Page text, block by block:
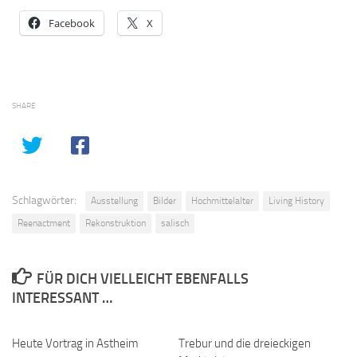
Facebook X
SHARE
Schlagwörter: Ausstellung Bilder Hochmittelalter
Living History
Reenactment
Rekonstruktion salisch
FÜR DICH VIELLEICHT EBENFALLS
INTERESSANT …
Heute Vortrag in Astheim
Trebur und die dreieckigen